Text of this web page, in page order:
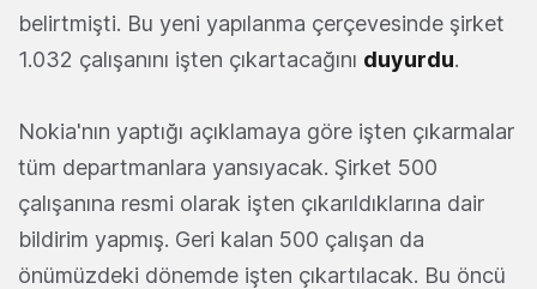
belirtmişti. Bu yeni yapılanma çerçevesinde şirket
1.032 çalışanını işten çıkartacağını duyurdu.
Nokia'nın yaptığı açıklamaya göre işten çıkarmalar
tüm departmanlara yansıyacak. Şirket 500
çalışanına resmi olarak işten çıkarıldıklarına dair
bildirim yapmış. Geri kalan 500 çalışan da
önümüzdeki dönemde işten çıkartılacak. Bu öncü